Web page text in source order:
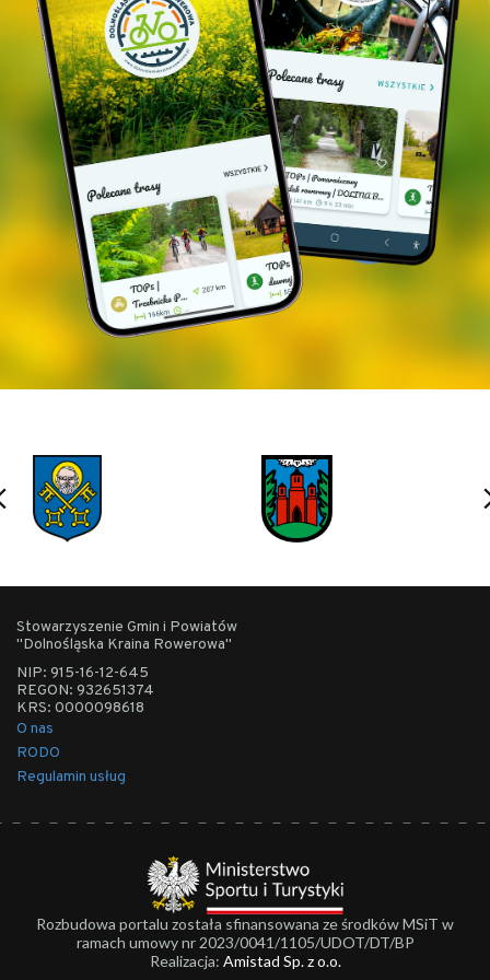
Uczestnicy są zobowiązani do posiadania kasku
oraz sprawnego rowerowu.
Zapraszamy do zapoznania się z REGULAMINEM
WYCIECZEK.
Stowarzyszenie Gmin i Powiatów
"Dolnośląska Kraina Rowerowa"
NIP: 915-16-12-645
REGON: 932651374
KRS: 0000098618
O nas
RODO
Regulamin usług
Rozbudowa portalu została sfinansowana ze środków MSiT w
ramach umowy nr 2023/0041/1105/UDOT/DT/BP
Realizacja: Amistad Sp. z o.o.